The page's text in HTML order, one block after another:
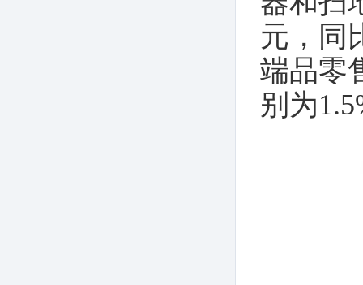
元，同
端品零
别为